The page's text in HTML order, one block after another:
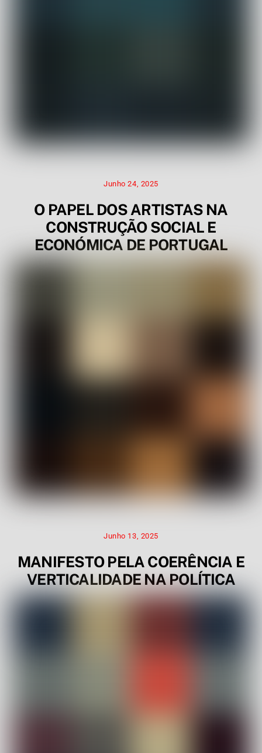
Junho 24, 2025
O PAPEL DOS ARTISTAS NA
CONSTRUÇÃO SOCIAL E
ECONÓMICA DE PORTUGAL
Junho 13, 2025
MANIFESTO PELA COERÊNCIA E
VERTICALIDADE NA POLÍTICA